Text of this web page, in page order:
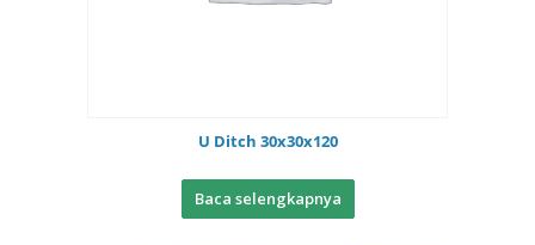
U Ditch 30x30x120
Baca selengkapnya